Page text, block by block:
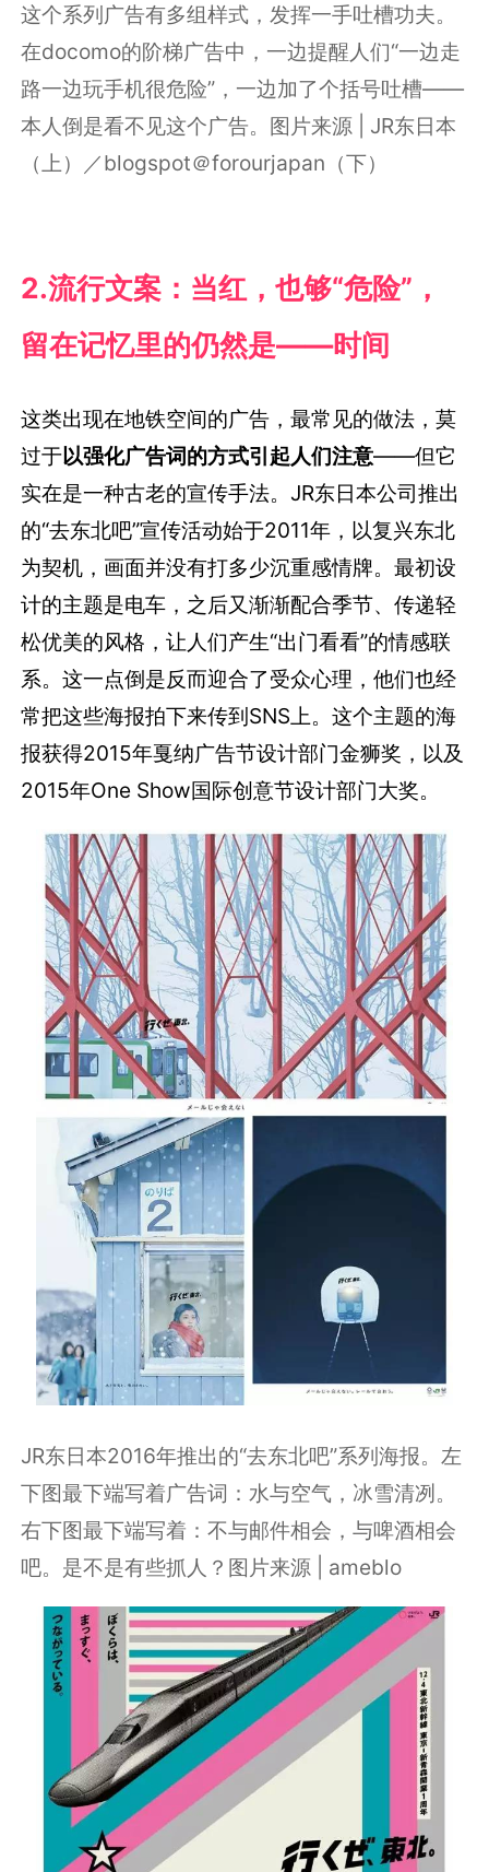
这个系列广告有多组样式，发挥一手吐槽功夫。
在docomo的阶梯广告中，一边提醒人们“一边走
路一边玩手机很危险”，一边加了个括号吐槽——
本人倒是看不见这个广告。图片来源 | JR东日本
（上）／blogspot＠forourjapan（下）
2.流行文案：当红，也够“危险”，
留在记忆里的仍然是――时间
这类出现在地铁空间的广告，最常见的做法，莫
过于以强化广告词的方式引起人们注意――但它
实在是一种古老的宣传手法。JR东日本公司推出
的“去东北吧”宣传活动始于2011年，以复兴东北
为契机，画面并没有打多少沉重感情牌。最初设
计的主题是电车，之后又渐渐配合季节、传递轻
松优美的风格，让人们产生“出门看看”的情感联
系。这一点倒是反而迎合了受众心理，他们也经
常把这些海报拍下来传到SNS上。这个主题的海
报获得2015年戛纳广告节设计部门金狮奖，以及
2015年One Show国际创意节设计部门大奖。
JR东日本2016年推出的“去东北吧”系列海报。左
下图最下端写着广告词：水与空气，冰雪清冽。
右下图最下端写着：不与邮件相会，与啤酒相会
吧。是不是有些抓人？图片来源 | ameblo